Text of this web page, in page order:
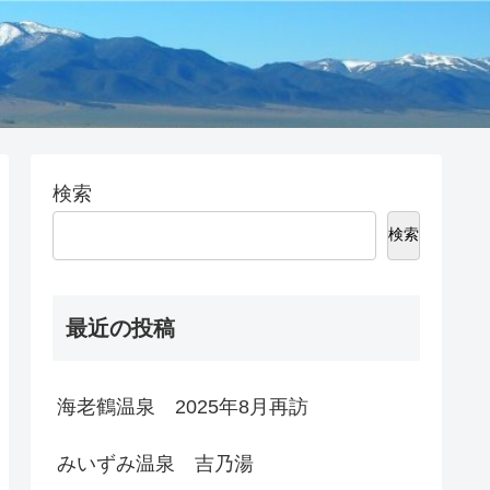
検索
検索
最近の投稿
海老鶴温泉 2025年8月再訪
みいずみ温泉 吉乃湯